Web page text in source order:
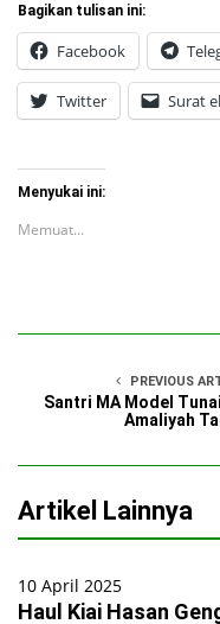
Bagikan tulisan ini:
Facebook
Twitter Surat
Menyukai ini:
Memuat...
PREVIOUS
Santri MA Model
Amaliyah
Artikel Lainnya
10 April 2025
Haul Kiai Hasan